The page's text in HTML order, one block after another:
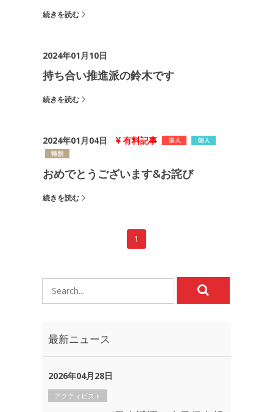
続きを読む
2024年01月10日
持ち合い推進派の鈴木です
続きを読む
2024年01月04日 有料記事
おめでとうございます&お詫び
続きを読む
1
最新ニュース
2026年04月28日
アクティビスト